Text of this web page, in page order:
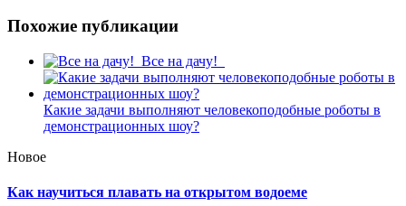
Похожие публикации
Все на дачу!
Какие задачи выполняют человекоподобные роботы в
демонстрационных шоу?
Новое
Как научиться плавать на открытом водоеме